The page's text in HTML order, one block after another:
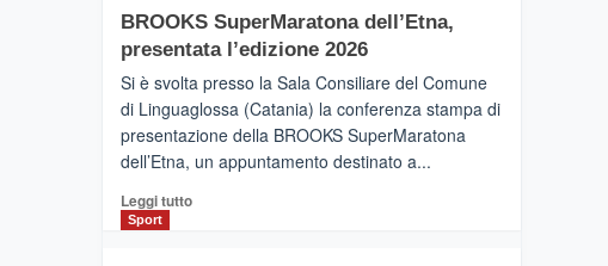
con
la
Al
via
i
collegamenti
BROOKS SuperMaratona dell’Etna,
presentata l’edizione 2026
Si è svolta presso la Sala Consiliare del Comune
di Linguaglossa (Catania) la conferenza stampa di
presentazione della BROOKS SuperMaratona
dell’Etna, un appuntamento destinato a...
Leggi tuttoLeggi
Sport